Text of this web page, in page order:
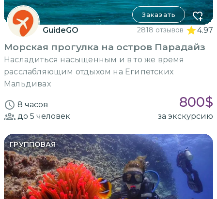
Заказать
GuideGO 2818 отзывов 4.97
Морская прогулка на остров Парадайз
Насладиться насыщенным и в то же время
расслабляющим отдыхом на Египетских
Мальдивах
8 часов 800$
до 5 человек за экскурсию
ГРУППОВАЯ